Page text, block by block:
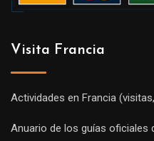
Visita Francia
Actividades en Francia
Anuario de los guías oficiales